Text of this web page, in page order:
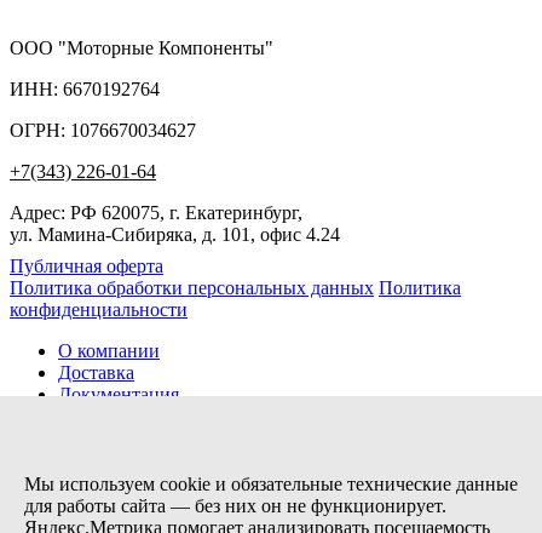
ООО "Моторные Компоненты"
ИНН: 6670192764
ОГРН: 1076670034627
+7(343) 226-01-64
Адрес: РФ 620075, г. Екатеринбург,
ул. Мамина-Сибиряка, д. 101, офис 4.24
Публичная оферта
Политика обработки персональных данных Политика
конфиденциальности
О компании
Доставка
Документация
Контакты
Мы используем cookie и обязательные технические данные
для работы сайта — без них он не функционирует.
Яндекс.Метрика помогает анализировать посещаемость